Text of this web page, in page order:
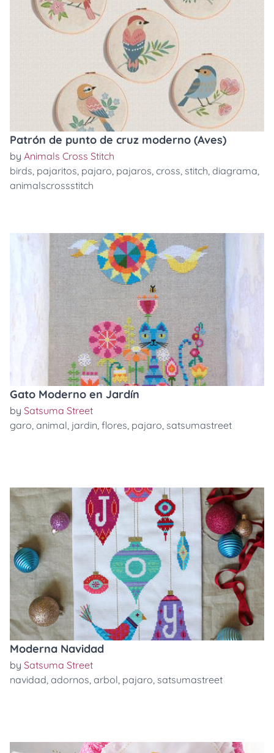
Patrón de punto de cruz moderno (Aves)
by Animals Cross Stitch
birds, pajaritos, pajaro, pajaros, cross, stitch, diagrama,
animalscrossstitch
Gato Moderno en Jardín
by Satsuma Street
garo, animal, jardin, flores, pajaro, satsumastreet
Moderna Navidad
by Satsuma Street
navidad, adornos, arbol, pajaro, satsumastreet